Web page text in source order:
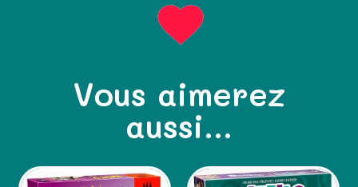
Vous aimerez
aussi...